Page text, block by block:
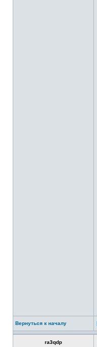
Вернуться к началу
ra3qdp